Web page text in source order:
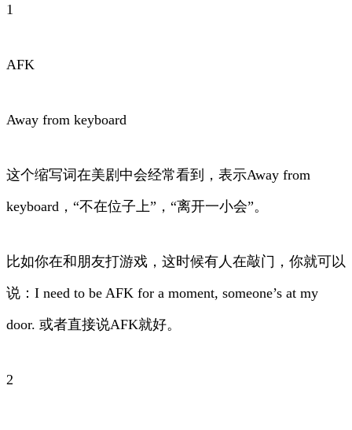
1
AFK
Away from keyboard
这个缩写词在美剧中会经常看到，表示Away from
keyboard，“不在位子上”，“离开一小会”。
比如你在和朋友打游戏，这时候有人在敲门，你就可以
说：I need to be AFK for a moment, someone’s at my
door. 或者直接说AFK就好。
2